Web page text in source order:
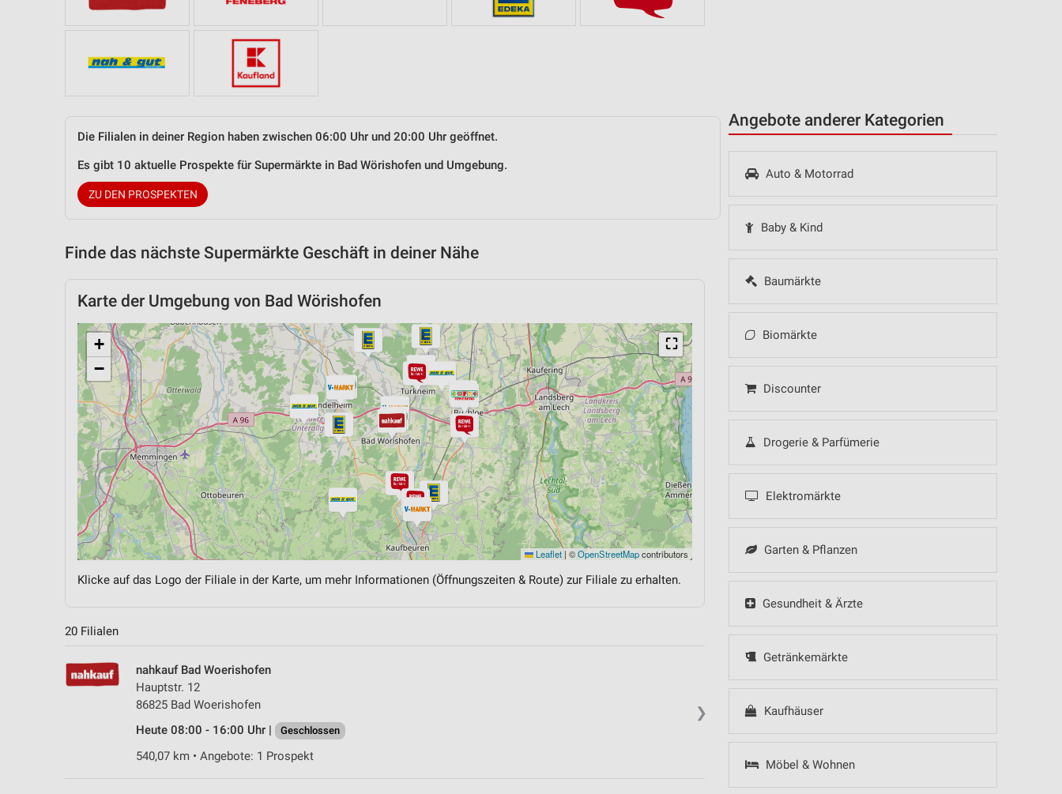
Angebote anderer Kategorien
Auto & Motorrad
Baby & Kind
Baumärkte
Biomärkte
Discounter
Drogerie & Parfümerie
Elektromärkte
Garten & Pflanzen
Gesundheit & Ärzte
Getränkemärkte
Kaufhäuser
Möbel & Wohnen
Die Filialen in deiner Region haben zwischen 06:00 Uhr und 20:00 Uhr geöffnet.
Es gibt 10 aktuelle Prospekte für Supermärkte in Bad Wörishofen und Umgebung.
ZU DEN PROSPEKTEN
Finde das nächste Supermärkte Geschäft in deiner Nähe
Karte der Umgebung von Bad Wörishofen
⛶
+
−
Leaflet | ©OpenStreetMapcontributors
Klicke auf das Logo der Filiale in der Karte, um mehr Informationen (Öffnungszeiten & Route) zur Filiale zu erhalten.
20 Filialen
❯
nahkauf Bad Woerishofen
Hauptstr. 12
86825 Bad Woerishofen
Heute 08:00 - 16:00 Uhr |
Geschlossen
540,07 km • Angebote: 1 Prospekt